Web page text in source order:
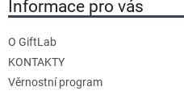
Informace pro vás
O GiftLab
KONTAKTY
Věrnostní program